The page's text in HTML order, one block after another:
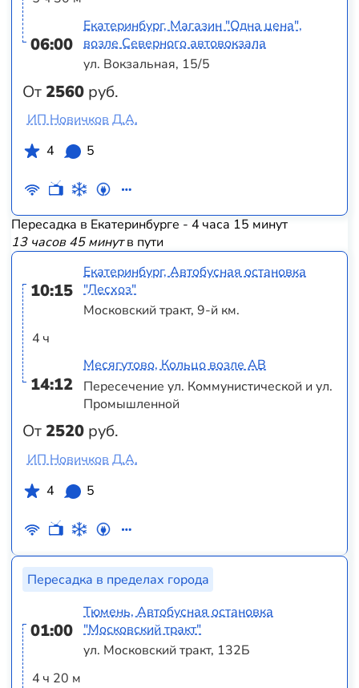
06:00
От2560 руб.
Екатеринбург, Магазин "Одна цена",
возле Северного автовокзала
ул. Вокзальная, 15/5
ИП Новичков Д.А.
4
5
Пересадка в Екатеринбурге - 4 часа 15 минут
13 часов 45 минутв пути
10:15
4 ч
14:12
От2520 руб.
Екатеринбург, Автобусная остановка
"Лесхоз"
Московский тракт, 9-й км.
Месягутово, Кольцо возле АВ
Пересечение ул. Коммунистической и ул.
Промышленной
ИП Новичков Д.А.
4
5
Пересадка в пределах города
01:00
4 ч 20 м
Тюмень, Автобусная остановка
"Московский тракт"
ул. Московский тракт, 132Б